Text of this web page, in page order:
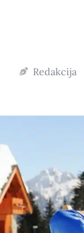
Redakcija